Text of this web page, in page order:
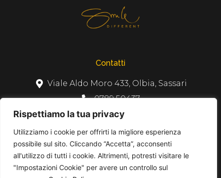
Rispettiamo la tua privacy
Utilizziamo i cookie per offrirti la migliore esperienza
possibile sul sito. Cliccando “Accetta”, acconsenti
all'utilizzo di tutti i cookie. Altrimenti, potresti visitare le
"Impostazioni Cookie" per avere un controllo sul
Contatti
Viale Aldo Moro 433, Olbia, Sassari
0789 50437
info@smiledifferetclinic.it
F
c
b
o
s
a
r
Y
o
u
t
u
e
AUT SANIT 1056.524867 DEL 8/9/2022
DIR SANITARIO DOTT ATZERI GIORGIO ALBERTO